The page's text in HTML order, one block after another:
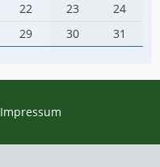
22 23
24
29 30 31
Impressum